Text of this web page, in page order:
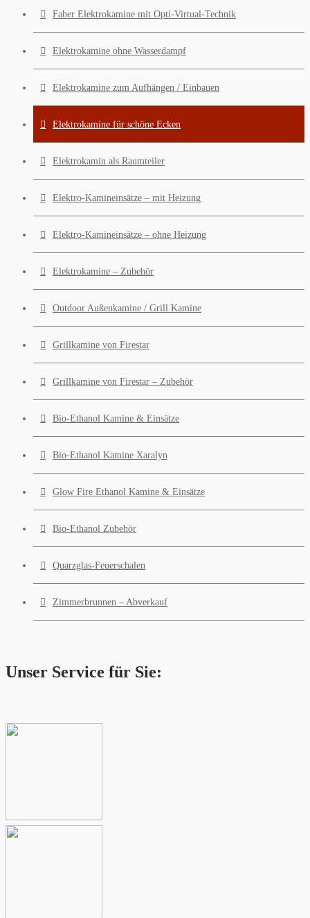
Faber Elektrokamine mit Opti-Virtual-Technik
Elektrokamine ohne Wasserdampf
Elektrokamine zum Aufhängen / Einbauen
Elektrokamine für schöne Ecken
Elektrokamin als Raumteiler
Elektro-Kamineinsätze – mit Heizung
Elektro-Kamineinsätze – ohne Heizung
Elektrokamine – Zubehör
Outdoor Außenkamine / Grill Kamine
Grillkamine von Firestar
Grillkamine von Firestar – Zubehör
Bio-Ethanol Kamine & Einsätze
Bio-Ethanol Kamine Xaralyn
Glow Fire Ethanol Kamine & Einsätze
Bio-Ethanol Zubehör
Quarzglas-Feuerschalen
Zimmerbrunnen – Abverkauf
Unser Service für Sie: